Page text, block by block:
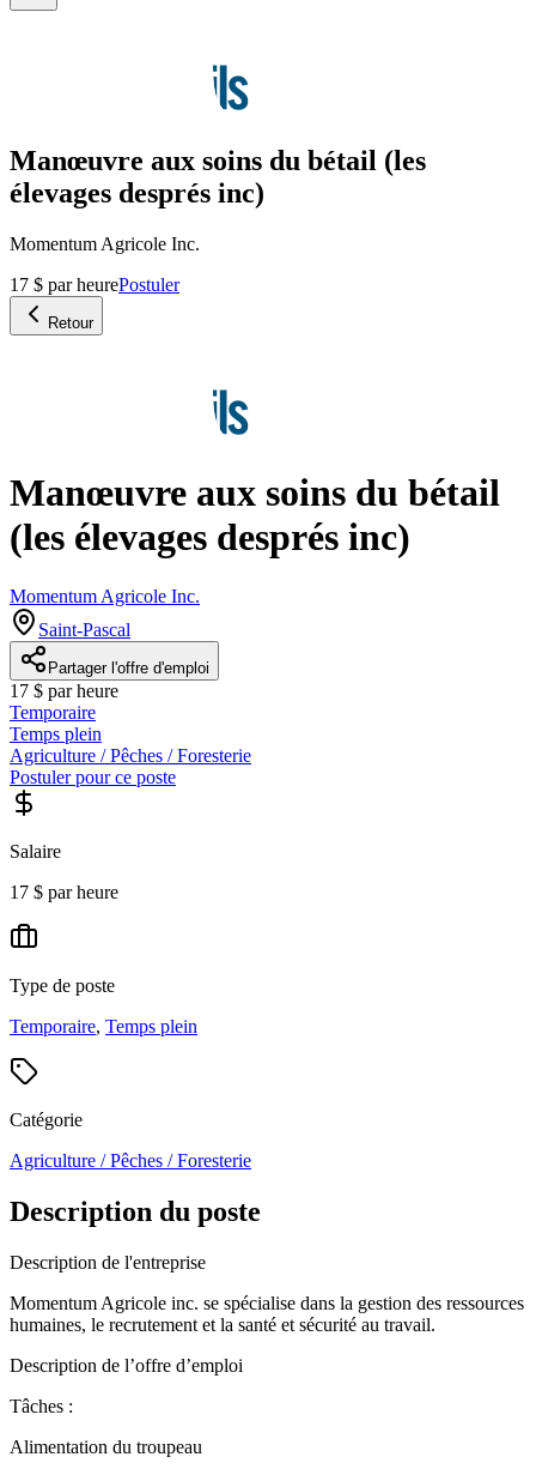
Manœuvre aux soins du bétail (les
élevages després inc)
Momentum Agricole Inc.
17 $ par heurePostuler
Retour
Manœuvre aux soins du bétail
(les élevages després inc)
Momentum Agricole Inc.
Saint-Pascal
Partager l'offre d'emploi
17 $ par heure
Temporaire
Temps plein
Agriculture / Pêches / Foresterie
Postuler pour ce poste
Salaire
17 $ par heure
Type de poste
Temporaire, Temps plein
Catégorie
Agriculture / Pêches / Foresterie
Description du poste
Description de l'entreprise
Momentum Agricole inc. se spécialise dans la gestion des ressources
humaines, le recrutement et la santé et sécurité au travail.
Description de l’offre d’emploi
Tâches :
Alimentation du troupeau